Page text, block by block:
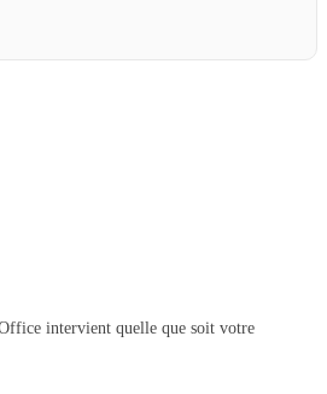
intervient quelle que soit votre